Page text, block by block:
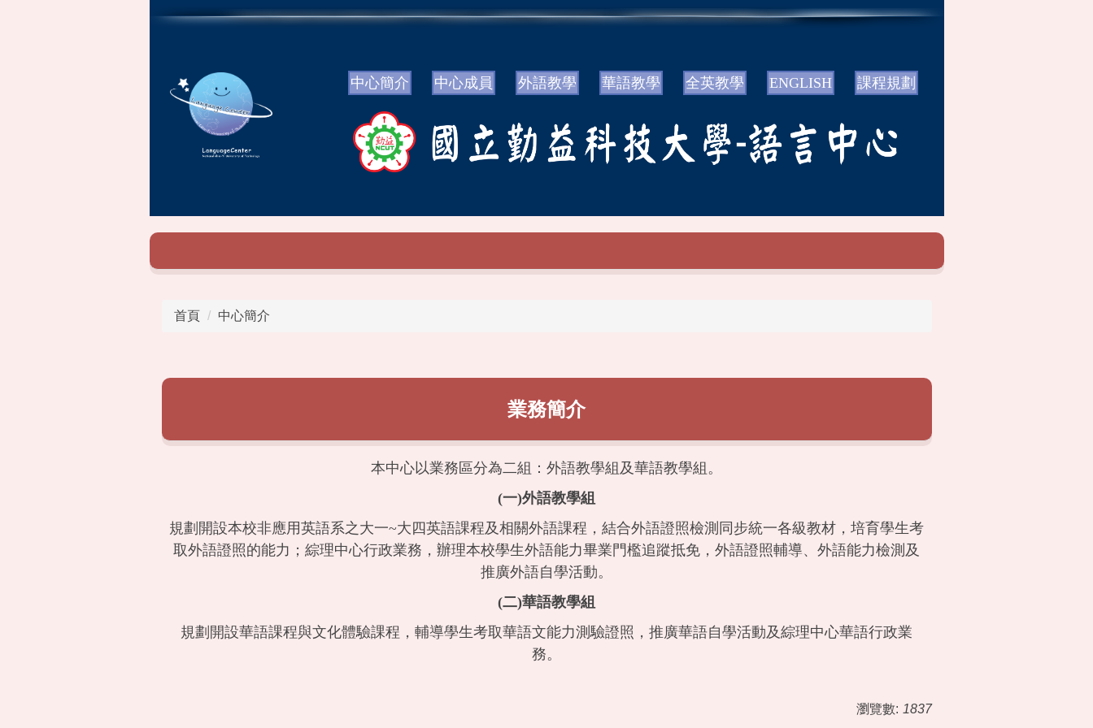
中心簡介 中心成員 外語教學 華語教學 全英教學 ENGLISH 課程規劃
首頁 中心簡介
業務簡介
本中心以業務區分為二組：外語教學組及華語教學組。
(一)外語教學組
規劃開設本校非應用英語系之大一~大四英語課程及相關外語課程，結合外語證照檢測同步統一各級教材，培育學生考
取外語證照的能力；綜理中心行政業務，辦理本校學生外語能力畢業門檻追蹤抵免，外語證照輔導、外語能力檢測及
推廣外語自學活動。
(二)華語教學組
規劃開設華語課程與文化體驗課程，輔導學生考取華語文能力測驗證照，推廣華語自學活動及綜理中心華語行政業
務。
瀏覽數: 1837